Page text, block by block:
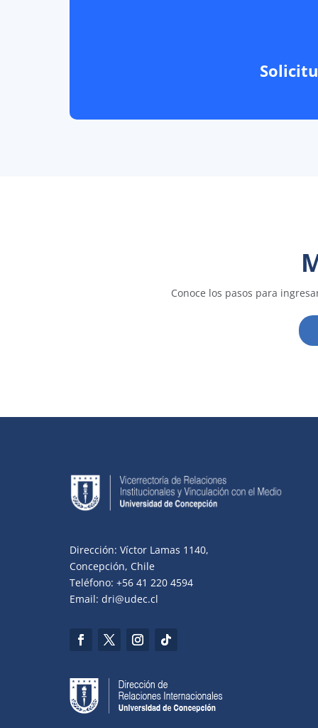
Conoce los pasos para
Dirección: Víctor Lamas 1140,
Concepción, Chile
Teléfono: +56 41 220 4594
Email: dri@udec.cl